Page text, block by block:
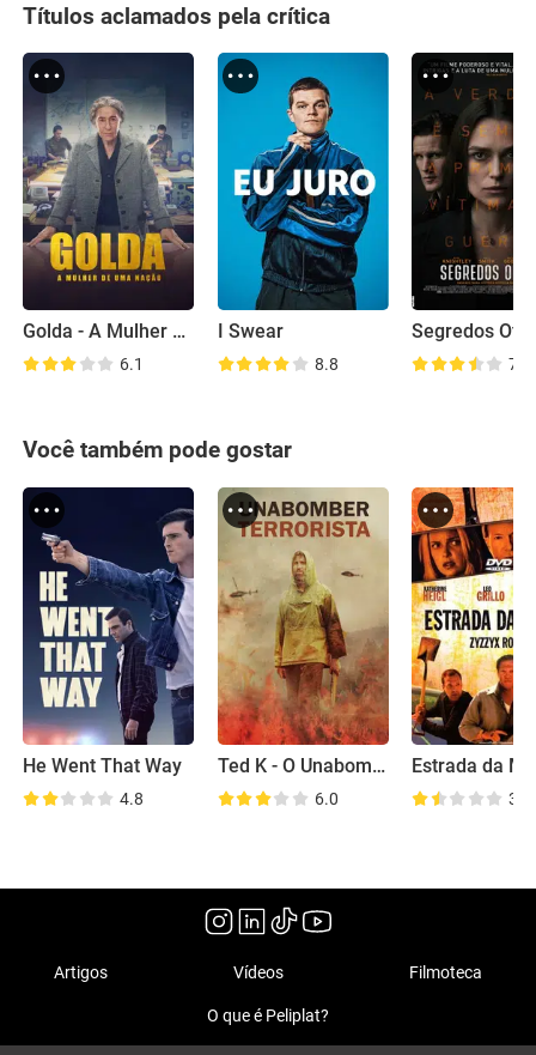
Títulos aclamados pela crítica
Golda - A Mulher de Uma Nação
6.1
I Swear
8.8
Segredos
7.4
Você também pode gostar
He Went That Way
4.8
Ted K - O Unabomber
6.0
Estrada da
3.8
Artigos Vídeos Filmoteca
O que é Peliplat?